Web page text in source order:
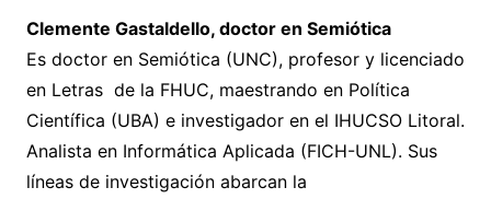
Clemente Gastaldello, doctor en Semiótica
Es doctor en Semiótica (UNC), profesor y licenciado
en Letras de la FHUC, maestrando en Política
Científica (UBA) e investigador en el IHUCSO Litoral.
Analista en Informática Aplicada (FICH-UNL). Sus
líneas de investigación abarcan la